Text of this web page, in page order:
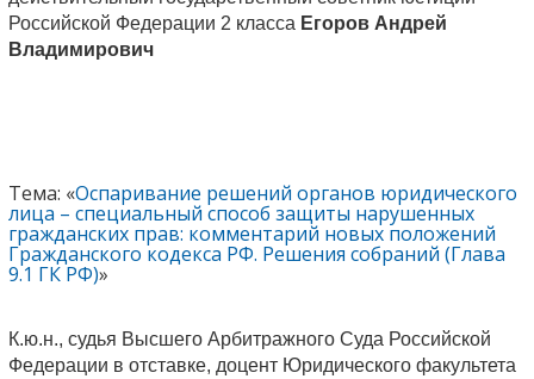
Российской Федерации 2 класса Егоров Андрей
Владимирович
Тема: «Оспаривание решений органов юридического
лица – специальный способ защиты нарушенных
гражданских прав: комментарий новых положений
Гражданского кодекса РФ. Решения собраний (Глава
9.1 ГК РФ)»
К.ю.н., судья Высшего Арбитражного Суда Российской
Федерации в отставке, доцент Юридического факультета